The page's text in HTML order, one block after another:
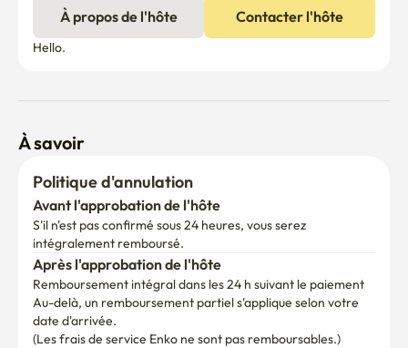
À propos de l'hôte Contacter l'hôte
À savoir
Politique d'annulation
Avant l'approbation de l'hôte
S'il n'est pas confirmé sous 24 heures, vous serez
intégralement remboursé.
Après l'approbation de l'hôte
Remboursement intégral dans les 24 h suivant le paiement
Au-delà, un remboursement partiel s'applique selon votre
date d'arrivée.
(Les frais de service Enko ne sont pas remboursables.)